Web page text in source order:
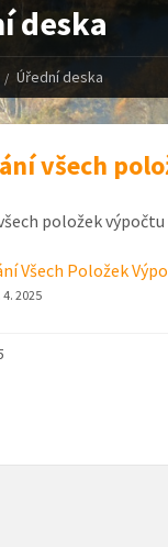
deska
Úřední deska
všech
položek výpočtu
Všech Položek
4. 2025